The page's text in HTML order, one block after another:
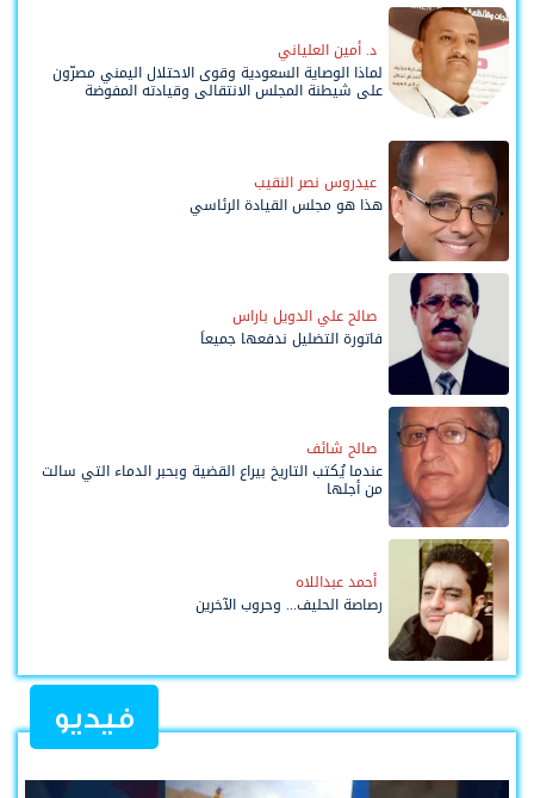
د. أمين العلياني
لماذا الوصاية السعودية وقوى الاحتلال اليمني مصرّون
على شيطنة المجلس الانتقالي وقيادته المفوضة
عيدروس نصر النقيب
هذا هو مجلس القيادة الرئاسي
صالح علي الدويل باراس
فاتورة التضليل ندفعها جميعاً
صالح شائف
عندما يُكتب التاريخ بيراع القضية وبحبر الدماء التي سالت
من أجلها
أحمد عبداللاه
رصاصة الحليف... وحروب الآخرين
فيديو